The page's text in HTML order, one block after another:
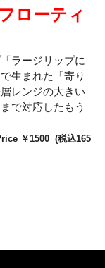
ローティ
ラージリップに
生まれた「寄り
レンジの大きい
で対応したもう
￥1500 (税込165